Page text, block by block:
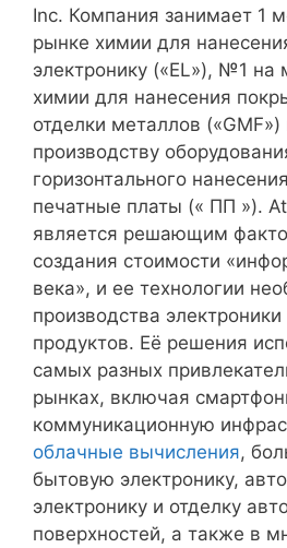
Inc. Компания занимает 1
рынке химии для
электронику («EL»), №1
химии для нанесения
отделки металлов
производству
горизонтального
печатные платы (« ПП »).
является решающим
создания стоимости
века», и ее технологии
производства
продуктов. Её решения
самых разных
рынках, включая
коммуникационную
облачные вычисления,
бытовую электронику,
электронику и отделку
поверхностей, а также в